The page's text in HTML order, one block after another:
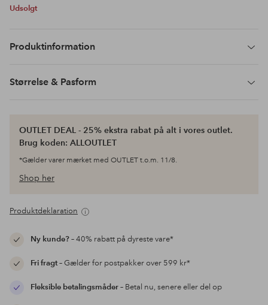
Udsolgt
Produktinformation
Størrelse & Pasform
OUTLET DEAL - 25% ekstra rabat på alt i vores outlet.
Brug koden: ALLOUTLET
*Gælder varer mærket med OUTLET t.o.m. 11/8.
Shop her
Produktdeklaration
Ny kunde?– 40% rabatt på dyreste vare*
Fri fragt– Gælder for postpakker over 599 kr*
Fleksible betalingsmåder– Betal nu, senere eller del op